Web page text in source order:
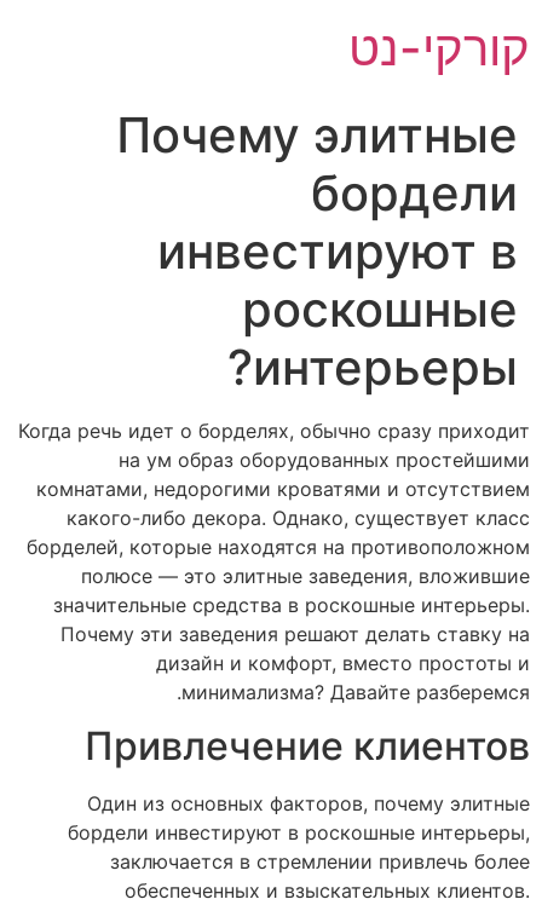
לתוכן
קורקי-נט
Почему элитные
бордели
инвестируют в
роскошные
интерьеры?
Когда речь идет о борделях, обычно сразу приходит
на ум образ оборудованных простейшими
комнатами, недорогими кроватями и отсутствием
какого-либо декора. Однако, существует класс
борделей, которые находятся на противоположном
полюсе — это элитные заведения, вложившие
значительные средства в роскошные интерьеры.
Почему эти заведения решают делать ставку на
дизайн и комфорт, вместо простоты и
минимализма? Давайте разберемся.
Привлечение клиентов
Один из основных факторов, почему элитные
бордели инвестируют в роскошные интерьеры,
заключается в стремлении привлечь более
обеспеченных и взыскательных клиентов.